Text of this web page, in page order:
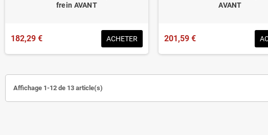
frein AVANT
182,29 € ACHETER
AVANT
201,59 €
Affichage 1-12 de 13 article(s)